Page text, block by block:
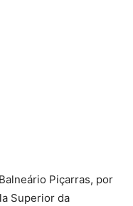
Piçarras, por
Superior da